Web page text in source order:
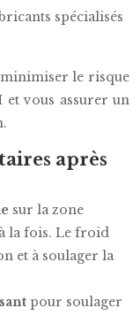
spécialisés
minimiser le risque
et vous assurer un
après
sur la zone
la fois. Le froid
et à soulager la
pour soulager